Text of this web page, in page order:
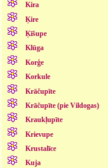
Kira
Ķire
Ķīšupe
Klūga
Korģe
Korkule
Krāčupīte
Krāčupīte (pie Vildogas)
Kraukļupīte
Krievupe
Krustalīce
Kuja